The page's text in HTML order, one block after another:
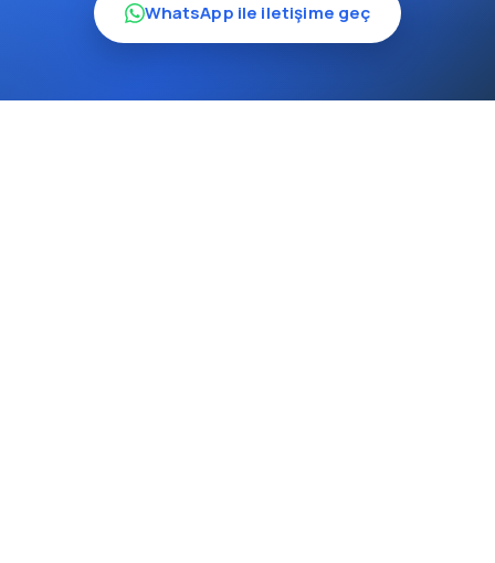
WhatsApp ile iletişime geç